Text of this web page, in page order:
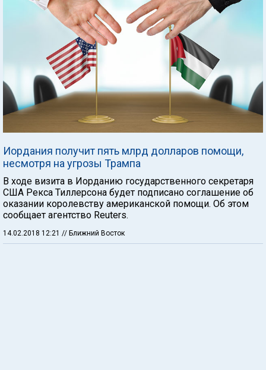
Иордания получит пять млрд долларов помощи,
несмотря на угрозы Трампа
В ходе визита в Иорданию государственного секретаря
США Рекса Тиллерсона будет подписано соглашение об
оказании королевству американской помощи. Об этом
сообщает агентство Reuters.
14.02.2018 12:21 // Ближний Восток